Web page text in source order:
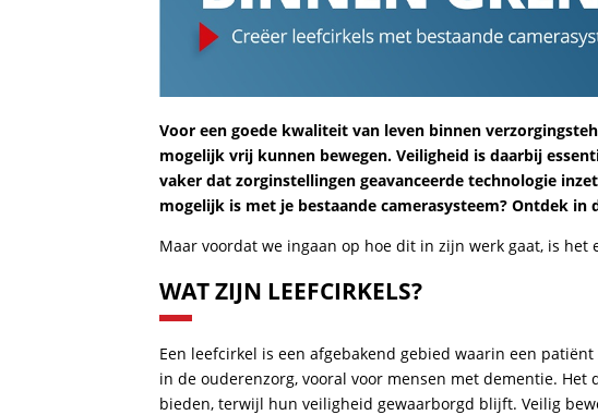
Voor een goede kwaliteit van leven binnen
mogelijk vrij kunnen bewegen. Veiligheid is daarbij
vaker dat zorginstellingen geavanceerde technologie
mogelijk is met je bestaande camerasysteem? Ontdek in
Maar voordat we ingaan op hoe dit in zijn werk gaat, is
WAT ZIJN LEEFCIRKELS?
Een leefcirkel is een afgebakend gebied waarin een
in de ouderenzorg, vooral voor mensen met dementie.
bieden, terwijl hun veiligheid gewaarborgd blijft. Veilig